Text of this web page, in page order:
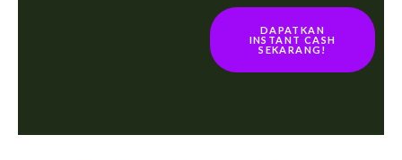
DAPATKAN
INSTANT CASH
SEKARANG!